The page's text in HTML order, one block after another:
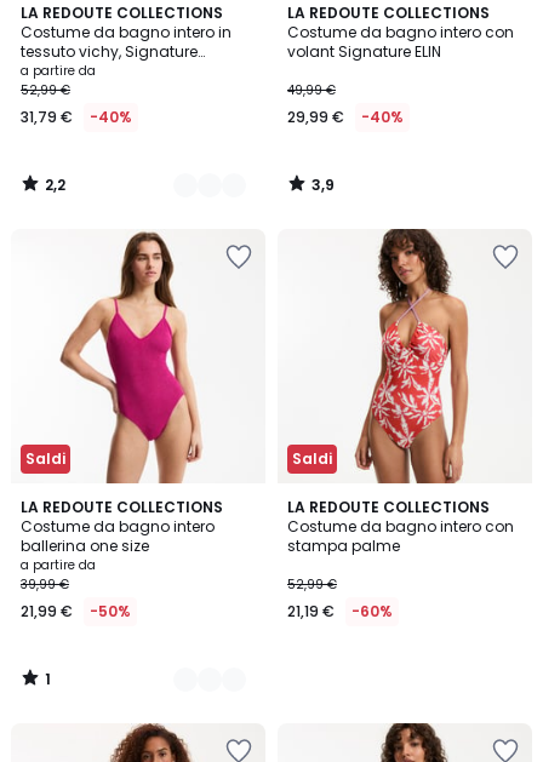
LA REDOUTE COLLECTIONS
Costume da bagno intero in
tessuto vichy, Signature
JOHANE
a partire da
52,99 €
31,79 € -40%
2,2
/ 5
2
Colori
2,2
/
LA REDOUTE COLLECTIONS
Costume da bagno intero con
volant Signature ELIN
49,99 €
29,99 € -40%
3,9
/ 5
3,9
/
Saldi
LA REDOUTE COLLECTIONS
Costume da bagno intero
ballerina one size
a partire da
39,99 €
21,99 € -50%
1
/
5
2
Colori
1
/
Saldi
LA REDOUTE COLLECTIONS
Costume da bagno intero con
stampa palme
52,99 €
21,19 € -60%